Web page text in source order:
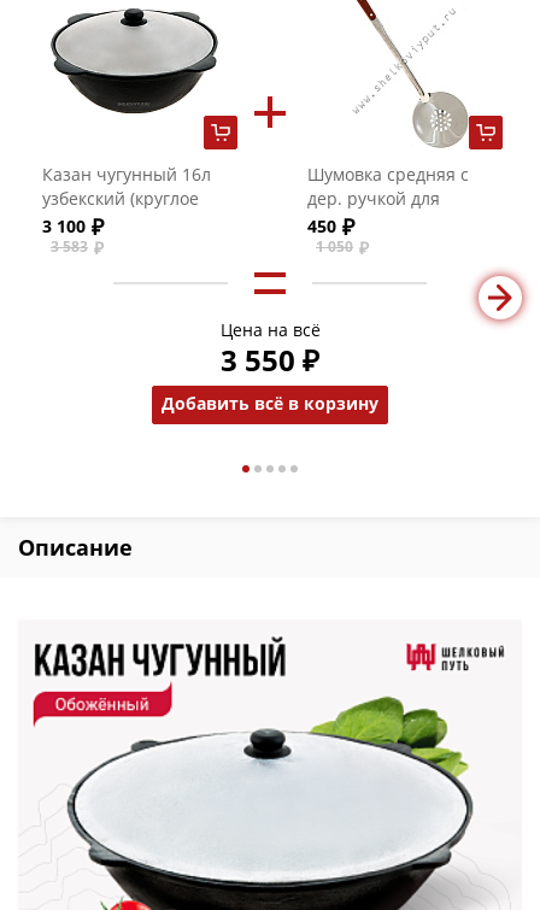
Казан чугунный 16л
узбекский (круглое
дно)с алюминиевой
крышкой
3 100
3 583
Шумовка средняя с
дер. ручкой для
казанов на 8-16
литров
450
1 050
Цена на всё
3 550 ₽
Добавить всё в корзину
Описание